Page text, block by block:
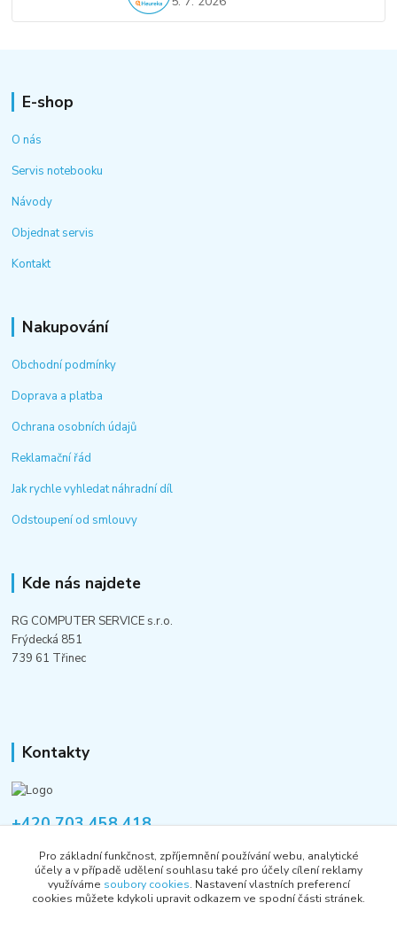
E-shop
O nás
Servis notebooku
Návody
Objednat servis
Kontakt
Nakupování
Obchodní podmínky
Doprava a platba
Ochrana osobních údajů
Reklamační řád
Jak rychle vyhledat náhradní díl
Odstoupení od smlouvy
Kde nás najdete
RG COMPUTER SERVICE s.r.o.
Frýdecká 851
739 61 Třinec
Kontakty
+420 703 458 418
informace@rgshop.cz
Pro základní funkčnost, zpříjemnění používání webu, analytické
účely a v případě udělení souhlasu také pro účely cílení reklamy
využíváme soubory cookies. Nastavení vlastních preferencí
cookies můžete kdykoli upravit odkazem ve spodní části stránek.